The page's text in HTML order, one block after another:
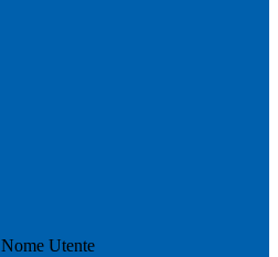
Nome Utente